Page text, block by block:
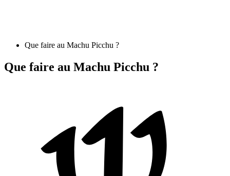
Que faire au Machu Picchu ?
Que faire au Machu Picchu ?